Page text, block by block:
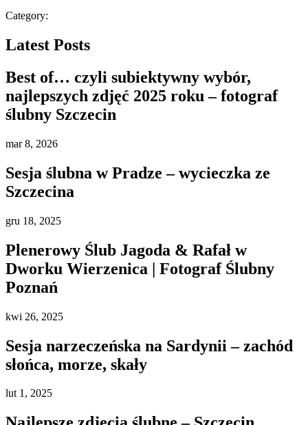
Category:
Latest Posts
Best of… czyli subiektywny wybór,
najlepszych zdjęć 2025 roku – fotograf
ślubny Szczecin
mar8, 2026
Sesja ślubna w Pradze – wycieczka ze
Szczecina
gru 18, 2025
Plenerowy Ślub Jagoda & Rafał w
Dworku Wierzenica | Fotograf Ślubny
Poznań
kwi 26, 2025
Sesja narzeczeńska na Sardynii – zachód
słońca, morze, skały
lut1, 2025